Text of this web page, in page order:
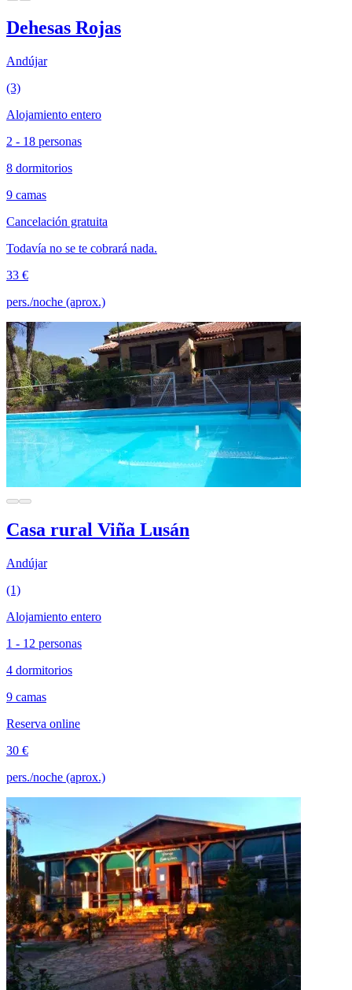
Dehesas Rojas
Andújar
(3)
Alojamiento entero
2 - 18 personas
8 dormitorios
9 camas
Cancelación gratuita
Todavía no se te cobrará nada.
33 €
pers./noche (aprox.)
Casa rural Viña Lusán
Andújar
(1)
Alojamiento entero
1 - 12 personas
4 dormitorios
9 camas
Reserva online
30 €
pers./noche (aprox.)